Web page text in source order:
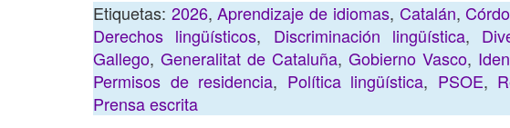
Etiquetas: 2026,Aprendizaje de idiomas, Catalán,
Derechos lingüísticos, Discriminación lingüística,
Gallego, Generalitat de Cataluña, Gobierno Vasco,
Permisos de residencia, Política lingüística, PSOE,
Prensa escrita